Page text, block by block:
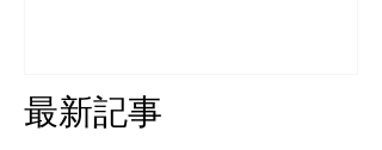
最新記事